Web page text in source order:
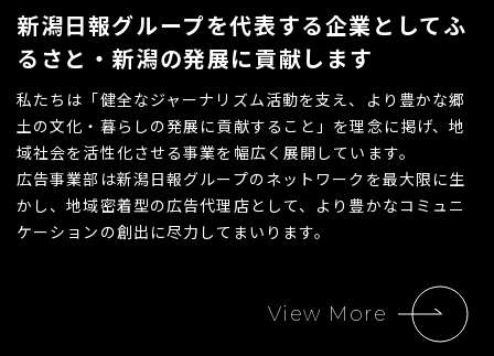
新潟日報グループを代表する企業としてふ
るさと・新潟の発展に貢献します
私たちは「健全なジャーナリズム活動を支え、より豊かな郷
土の文化・暮らしの発展に貢献すること」を理念に掲げ、地
域社会を活性化させる事業を幅広く展開しています。
広告事業部は新潟日報グループのネットワークを最大限に生
かし、地域密着型の広告代理店として、より豊かなコミュニ
ケーションの創出に尽力してまいります。
View More